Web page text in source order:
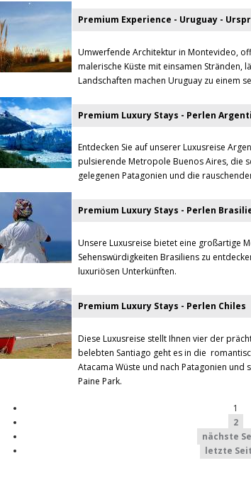
Premium Experience - Uruguay -
Umwerfende Architektur in Montevideo,
malerische Küste mit einsamen Stränden,
Landschaften machen Uruguay zu einem
Premium Luxury Stays - Perlen
Entdecken Sie auf unserer Luxusreise
pulsierende Metropole Buenos Aires, die
gelegenen Patagonien und die
Premium Luxury Stays - Perlen
Unsere Luxusreise bietet eine großartige
Sehenswürdigkeiten Brasiliens zu
luxuriösen Unterkünften.
Premium Luxury Stays - Perlen Chiles
Diese Luxusreise stellt Ihnen vier der
belebten Santiago geht es in die
Atacama Wüste und nach Patagonien und
Paine Park.
1
2
nächste
letzte